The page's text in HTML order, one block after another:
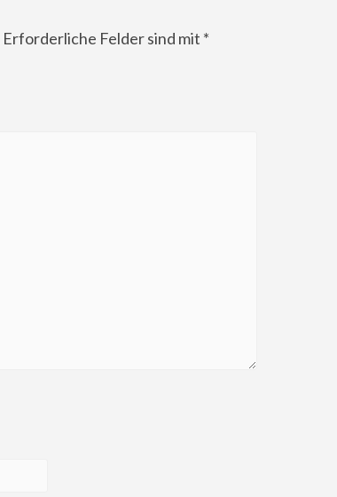
Erforderliche Felder sind mit *